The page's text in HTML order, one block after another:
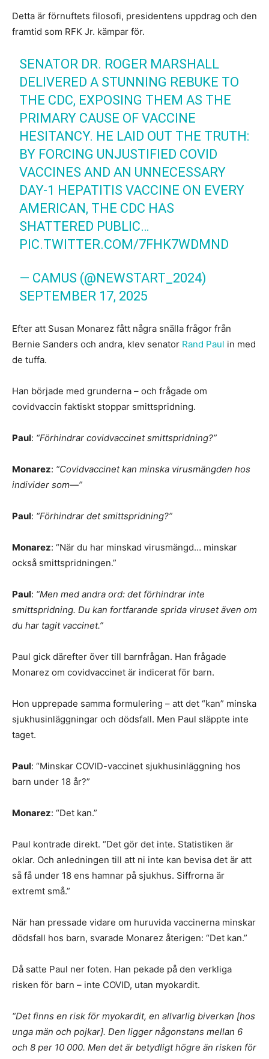
Detta är förnuftets filosofi, presidentens uppdrag och den
framtid som RFK Jr. kämpar för.
SENATOR DR. ROGER MARSHALL
DELIVERED A STUNNING REBUKE TO
THE CDC, EXPOSING THEM AS THE
PRIMARY CAUSE OF VACCINE
HESITANCY. HE LAID OUT THE TRUTH:
BY FORCING UNJUSTIFIED COVID
VACCINES AND AN UNNECESSARY
DAY-1 HEPATITIS VACCINE ON EVERY
AMERICAN, THE CDC HAS
SHATTERED PUBLIC…
PIC.TWITTER.COM/7FHK7WDMND
— CAMUS (@NEWSTART_2024)
SEPTEMBER 17, 2025
Efter att Susan Monarez fått några snälla frågor från
Bernie Sanders och andra, klev senator Rand Paul in med
de tuffa.
Han började med grunderna – och frågade om
covidvaccin faktiskt stoppar smittspridning.
Paul: “Förhindrar covidvaccinet smittspridning?”
Monarez: “Covidvaccinet kan minska virusmängden hos
individer som—”
Paul: “Förhindrar det smittspridning?”
Monarez: “När du har minskad virusmängd… minskar
också smittspridningen.”
Paul: “Men med andra ord: det förhindrar inte
smittspridning. Du kan fortfarande sprida viruset även om
du har tagit vaccinet.”
Paul gick därefter över till barnfrågan. Han frågade
Monarez om covidvaccinet är indicerat för barn.
Hon upprepade samma formulering – att det “kan” minska
sjukhusinläggningar och dödsfall. Men Paul släppte inte
taget.
Paul: “Minskar COVID-vaccinet sjukhusinläggning hos
barn under 18 år?”
Monarez: “Det kan.”
Paul kontrade direkt. “Det gör det inte. Statistiken är
oklar. Och anledningen till att ni inte kan bevisa det är att
så få under 18 ens hamnar på sjukhus. Siffrorna är
extremt små.”
När han pressade vidare om huruvida vaccinerna minskar
dödsfall hos barn, svarade Monarez återigen: “Det kan.”
Då satte Paul ner foten. Han pekade på den verkliga
risken för barn – inte COVID, utan myokardit.
“Det finns en risk för myokardit, en allvarlig biverkan [hos
unga män och pojkar]. Den ligger någonstans mellan 6
och 8 per 10 000. Men det är betydligt högre än risken för